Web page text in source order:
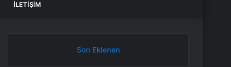
İLETIŞIM
Son Eklenen